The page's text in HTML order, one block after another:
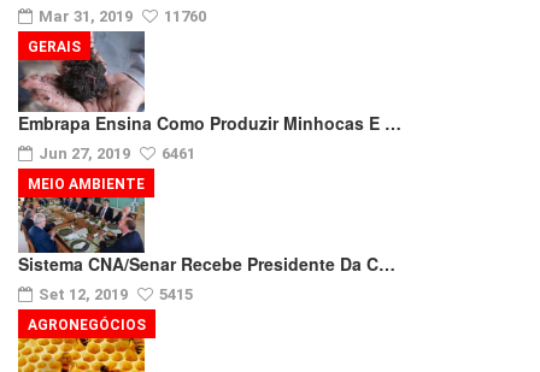
Mar 31, 2019 11760
Embrapa Ensina Como Produzir Minhocas E …
Jun 27, 2019 6461
GERAIS
Sistema CNA/Senar Recebe Presidente Da C…
Set 12, 2019 5415
MEIO AMBIENTE
AGRONEGÓCIOS